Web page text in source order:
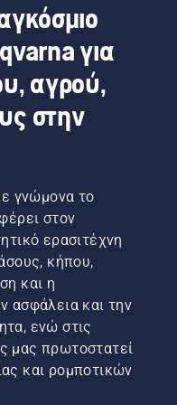
για
αγρού,
στην
γνώμονα το
στον
ερασιτέχνη
κήπου,
και η
ασφάλεια και την
ενώ στις
μας πρωτοστατεί
και ρομποτικών